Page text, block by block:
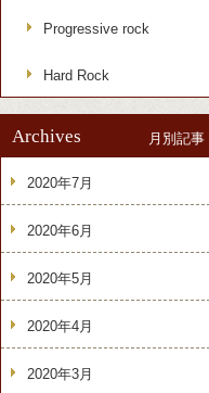
Progressive rock
Hard Rock
Archives 月別記事
2020年7月
2020年6月
2020年5月
2020年4月
2020年3月